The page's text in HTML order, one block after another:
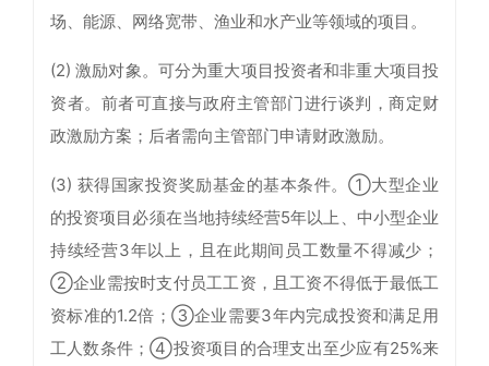
场、能源、网络宽带、渔业和水产业等领域的项目。
(2) 激励对象。可分为重大项目投资者和非重大项目投
资者。前者可直接与政府主管部门进行谈判，商定财
政激励方案；后者需向主管部门申请财政激励。
(3) 获得国家投资奖励基金的基本条件。①大型企业
的投资项目必须在当地持续经营5年以上、中小型企业
持续经营3年以上，且在此期间员工数量不得减少；
②企业需按时支付员工工资，且工资不得低于最低工
资标准的1.2倍；③企业需要3年内完成投资和满足用
工人数条件；④投资项目的合理支出至少应有25%来